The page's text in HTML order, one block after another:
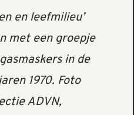
en leefmilieu’
met een groepje
in de
1970. Foto
ADVN,